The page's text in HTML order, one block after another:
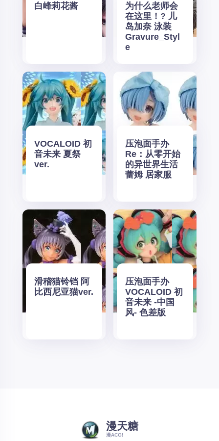
白峰莉花酱
为什么老师会
在这里！? 儿
岛加奈 泳装
Gravure_Styl
e
VOCALOID 初
音未来 夏祭
ver.
压泡面手办
Re：从零开始
的异世界生活
蕾姆 居家服
滑稽猫铃铛 阿
比西尼亚猫ver.
压泡面手办
VOCALOID 初
音未来 -中国
风- 色差版
漫天糖
漫ACG!